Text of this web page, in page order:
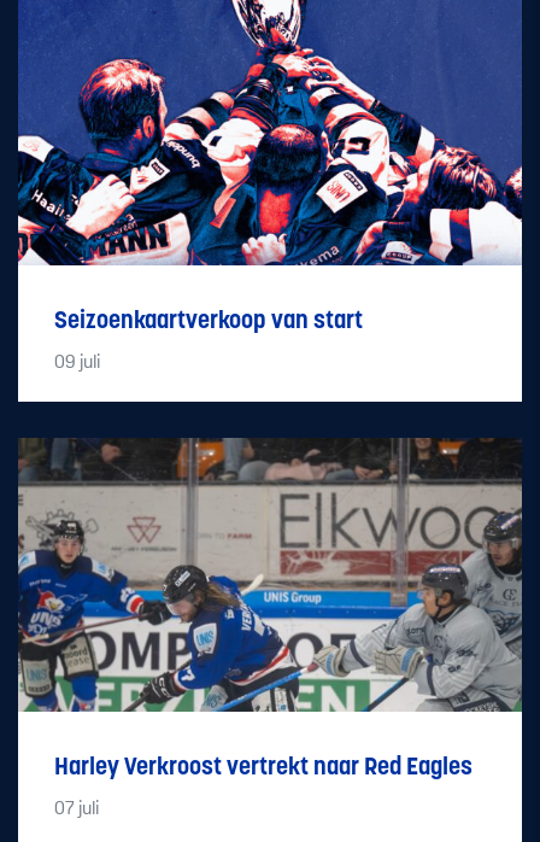
Seizoenkaartverkoop van start
09 juli
Harley Verkroost vertrekt naar Red Eagles
07 juli